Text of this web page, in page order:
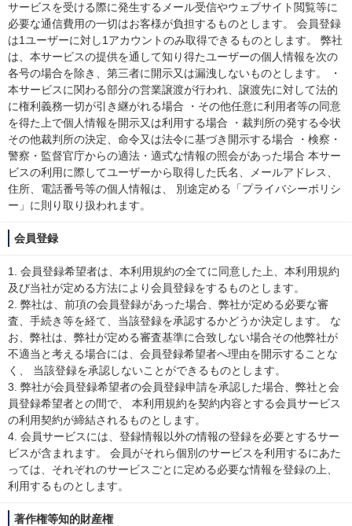
サービスを受ける際に発生するメール受信やウェブサイト閲覧等に
必要な通信費用の一切はお客様が負担するものとします。 会員登録
は1ユーザーに対し1アカウントのみ取得できるものとします。 弊社
は、本サービスの提供を通して知り得たユーザーの個人情報を次の
各号の場合を除き、第三者に開示又は漏洩しないものとします。 ・
本サービスに関わる部分の営業譲渡が行われ、譲渡先に対して法的
に権利義務一切が引き継がれる場合 ・その他任意に利用者等の同意
を得た上で個人情報を開示又は利用する場合 ・裁判所の発する令状
その他裁判所の決定、命令又は法令に基づき開示する場合 ・検察・
警察・監督官庁からの適法・適式な情報の照会があった場合 本サー
ビスの利用に際してユーザーから取得した氏名、メールアドレス、
住所、電話番号等の個人情報は、 別途定める「プライバシーポリシ
ー」に則り取り扱われます。
会員登録
1. 会員登録希望者は、本利用規約の全てに同意した上、本利用規約
及び当社が定める方法により会員登録をするものとします。
2. 弊社は、前項の会員登録があった場合、弊社が定める必要な審
査、手続き等を経て、当該登録を承認するかどうか決定します。 な
お、弊社は、弊社が定める審査基準に合致しない場合その他弊社が
不適当と考える場合には、会員登録希望者へ理由を開示することな
く、 当該登録を承認しないことができるものとします。
3. 弊社が会員登録希望者の会員登録申請を承認した場合、弊社と会
員登録希望者との間で、 本利用規約を契約内容とする会員サービス
の利用契約が締結されるものとします。
4. 会員サービスには、登録情報以外の情報の登録を必要とするサー
ビスが含まれます。 会員がそれら個別のサービスを利用するにあた
っては、それぞれのサービスごとに定める必要な情報を登録の上、
利用するものとします。
著作権等知的財産権